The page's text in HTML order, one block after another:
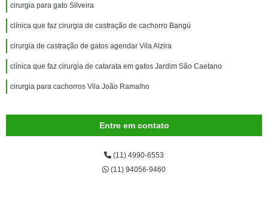
cirurgia para gato Silveira
clínica que faz cirurgia de castração de cachorro Bangú
cirurgia de castração de gatos agendar Vila Alzira
clínica que faz cirurgia de catarata em gatos Jardim São Caetano
cirurgia para cachorros Vila João Ramalho
Entre em contato
(11) 4990-6553
(11) 94056-9460